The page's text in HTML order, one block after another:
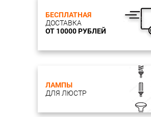
БЕСПЛАТНАЯ
ДОСТАВКА
ОТ 10000 РУБЛЕЙ
ЛАМПЫ
ДЛЯ ЛЮСТР